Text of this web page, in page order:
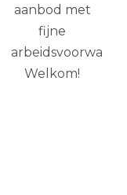
aanbod met
fijne
Welkom!